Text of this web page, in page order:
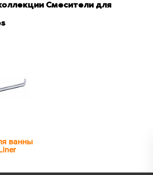
Смесители для
ванны